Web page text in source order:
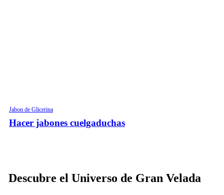
Jabon de Glicerina
Hacer jabones cuelgaduchas
Descubre el Universo de Gran Velada